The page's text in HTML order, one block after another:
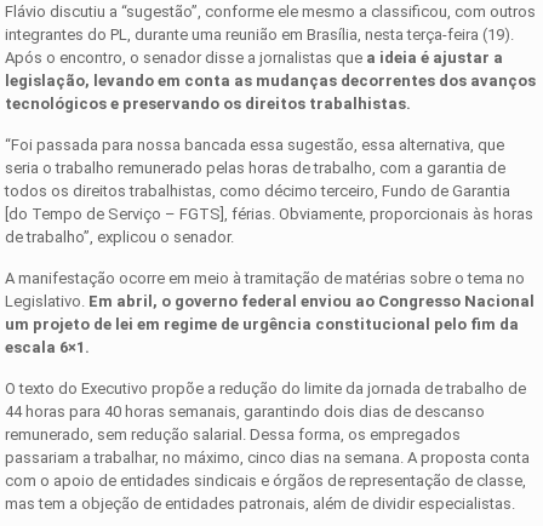
Flávio discutiu a “sugestão”, conforme ele mesmo a classificou, com outros
integrantes do PL, durante uma reunião em Brasília, nesta terça-feira (19).
Após o encontro, o senador disse a jornalistas que a ideia é ajustar a
legislação, levando em conta as mudanças decorrentes dos avanços
tecnológicos e preservando os direitos trabalhistas.
“Foi passada para nossa bancada essa sugestão, essa alternativa, que
seria o trabalho remunerado pelas horas de trabalho, com a garantia de
todos os direitos trabalhistas, como décimo terceiro, Fundo de Garantia
[do Tempo de Serviço – FGTS], férias. Obviamente, proporcionais às horas
de trabalho”, explicou o senador.
A manifestação ocorre em meio à tramitação de matérias sobre o tema no
Legislativo. Em abril, o governo federal enviou ao Congresso Nacional
um projeto de lei em regime de urgência constitucional pelo fim da
escala 6×1.
O texto do Executivo propõe a redução do limite da jornada de trabalho de
44 horas para 40 horas semanais, garantindo dois dias de descanso
remunerado, sem redução salarial. Dessa forma, os empregados
passariam a trabalhar, no máximo, cinco dias na semana. A proposta conta
com o apoio de entidades sindicais e órgãos de representação de classe,
mas tem a objeção de entidades patronais, além de dividir especialistas.